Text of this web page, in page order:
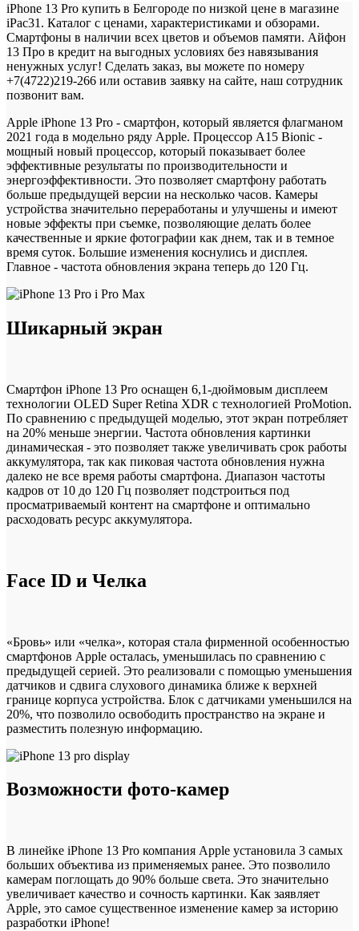
iPhone 13 Pro купить в Белгороде по низкой цене в магазине
iPac31. Каталог с ценами, характеристиками и обзорами.
Смартфоны в наличии всех цветов и объемов памяти. Айфон
13 Про в кредит на выгодных условиях без навязывания
ненужных услуг! Сделать заказ, вы можете по номеру
+7(4722)219-266 или оставив заявку на сайте, наш сотрудник
позвонит вам.
Apple iPhone 13 Pro - смартфон, который является флагманом
2021 года в модельно ряду Apple. Процессор A15 Bionic -
мощный новый процессор, который показывает более
эффективные результаты по производительности и
энергоэффективности. Это позволяет смартфону работать
больше предыдущей версии на несколько часов. Камеры
устройства значительно переработаны и улучшены и имеют
новые эффекты при съемке, позволяющие делать более
качественные и яркие фотографии как днем, так и в темное
время суток. Большие изменения коснулись и дисплея.
Главное - частота обновления экрана теперь до 120 Гц.
Шикарный экран
Смартфон iPhone 13 Pro оснащен 6,1-дюймовым дисплеем
технологии OLED Super Retina XDR с технологией ProMotion.
По сравнению с предыдущей моделью, этот экран потребляет
на 20% меньше энергии. Частота обновления картинки
динамическая - это позволяет также увеличивать срок работы
аккумулятора, так как пиковая частота обновления нужна
далеко не все время работы смартфона. Диапазон частоты
кадров от 10 до 120 Гц позволяет подстроиться под
просматриваемый контент на смартфоне и оптимально
расходовать ресурс аккумулятора.
Face ID и Челка
«Бровь» или «челка», которая стала фирменной особенностью
смартфонов Apple осталась, уменьшилась по сравнению с
предыдущей серией. Это реализовали с помощью уменьшения
датчиков и сдвига слухового динамика ближе к верхней
границе корпуса устройства. Блок с датчиками уменьшился на
20%, что позволило освободить пространство на экране и
разместить полезную информацию.
Возможности фото-камер
В линейке iPhone 13 Pro компания Apple установила 3 самых
больших объектива из применяемых ранее. Это позволило
камерам поглощать до 90% больше света. Это значительно
увеличивает качество и сочность картинки. Как заявляет
Apple, это самое существенное изменение камер за историю
разработки iPhone!